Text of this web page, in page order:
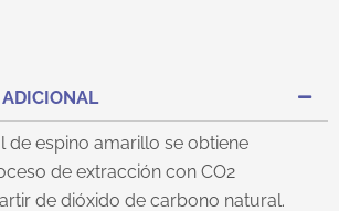
de espino amarillo se obtiene
de extracción con CO2
de dióxido de carbono natural.